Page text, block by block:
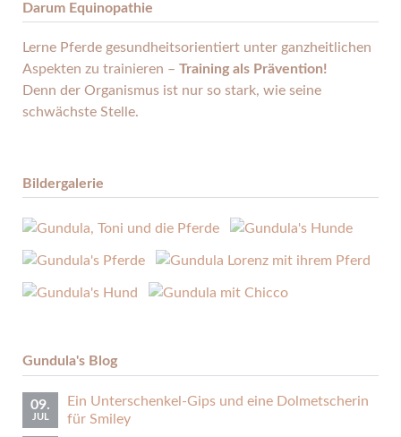
Darum Equinopathie
Lerne Pferde gesund­heits­orientiert unter ganz­heitlichen
Aspekten zu trainieren – Training als Prävention!
Denn der Organismus ist nur so stark, wie seine
schwächste Stelle.
Bildergalerie
Gundula's Blog
09.
JUL
Ein Unterschenkel-Gips und eine Dolmetscherin
für Smiley